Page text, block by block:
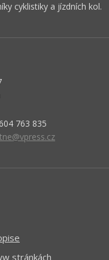
cyklistiky a jízdních kol.
763 835
stránkách